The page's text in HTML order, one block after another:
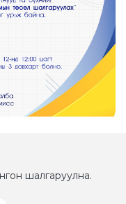
шалгаруулна.